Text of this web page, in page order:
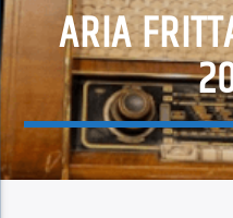
ARIA